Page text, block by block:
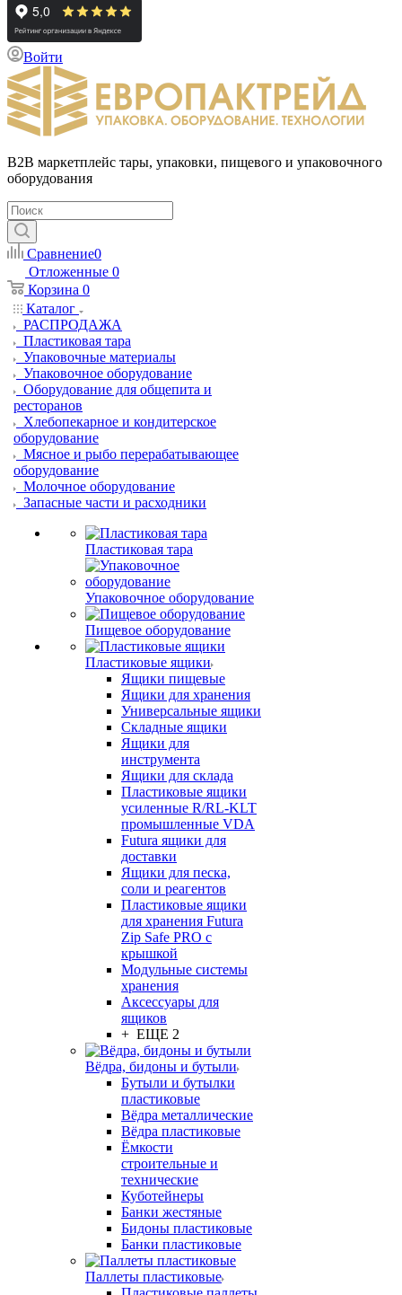
Войти
B2B маркетплейс тары, упаковки, пищевого и упаковочного
оборудования
Сравнение0
Отложенные 0
Корзина 0
Каталог
РАСПРОДАЖА
Пластиковая тара
Упаковочные материалы
Упаковочное оборудование
Оборудование для общепита и
ресторанов
Хлебопекарное и кондитерское
оборудование
Мясное и рыбо перерабатывающее
оборудование
Молочное оборудование
Запасные части и расходники
Пластиковая тара
Упаковочное оборудование
Пищевое оборудование
Пластиковые ящики
Ящики пищевые
Ящики для хранения
Универсальные ящики
Складные ящики
Ящики для
инструмента
Ящики для склада
Пластиковые ящики
усиленные R/RL-KLT
промышленные VDA
Futura ящики для
доставки
Ящики для песка,
соли и реагентов
Пластиковые ящики
для хранения Futura
Zip Safe PRO с
крышкой
Модульные системы
хранения
Аксессуары для
ящиков
+ ЕЩЕ 2
Вёдра, бидоны и бутыли
Бутыли и бутылки
пластиковые
Вёдра металлические
Вёдра пластиковые
Ёмкости
строительные и
технические
Куботейнеры
Банки жестяные
Бидоны пластиковые
Банки пластиковые
Паллеты пластиковые